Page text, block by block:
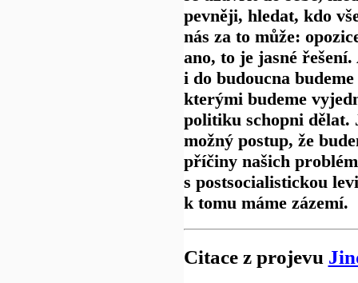
pevněji, hledat, kdo
nás za to může:
ano, to je jasné
i do budoucna
kterými budeme
politiku schopni dělat.
možný postup, že
příčiny našich
s postsocialistickou
k tomu máme zázemí.
Citace z projevu